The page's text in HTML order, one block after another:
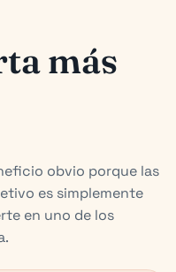
más
obvio porque las
es simplemente
en uno de los